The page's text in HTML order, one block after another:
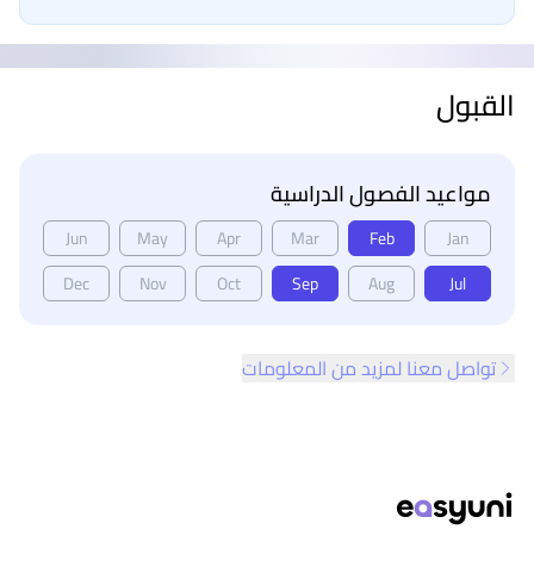
القبول
مواعيد الفصول الدراسية
Jan
Feb
Mar
Apr
May
Jun
Jul
Aug
Sep
Oct
Nov
Dec
تواصل معنا لمزيد من المعلومات